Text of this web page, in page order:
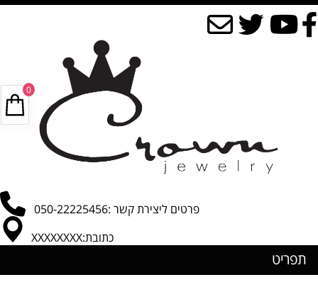
פרטים ליצירת קשר :050-22225456
כתובת:XXXXXXXX
תפריט
0